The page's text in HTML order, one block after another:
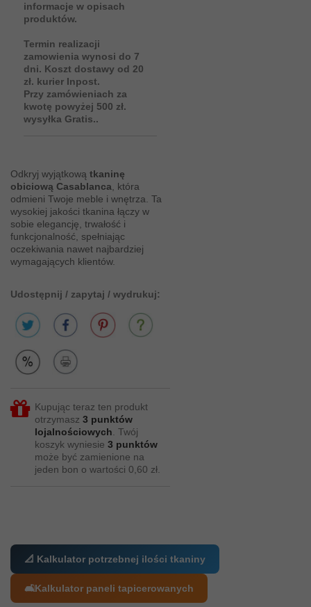
informacje w opisach
produktów.
Termin realizacji
zamowienia wynosi do 7
dni. Koszt dostawy od 20
zł. kurier Inpost.
Przy zamówieniach za
kwotę powyżej 500 zł.
wysyłka Gratis..
Odkryj wyjątkową tkaninę
obiciową Casablanca, która
odmieni Twoje meble i wnętrza. Ta
wysokiej jakości tkanina łączy w
sobie elegancję, trwałość i
funkcjonalność, spełniając
oczekiwania nawet najbardziej
wymagających klientów.
Udostępnij / zapytaj / wydrukuj:
Kupując teraz ten produkt
otrzymasz 3 punktów
lojalnościowych. Twój
koszyk wyniesie 3 punktów
może być zamienione na
jeden bon o wartości 0,60 zł.
📐 Kalkulator potrzebnej ilości tkaniny
🛋️Kalkulator paneli tapicerowanych